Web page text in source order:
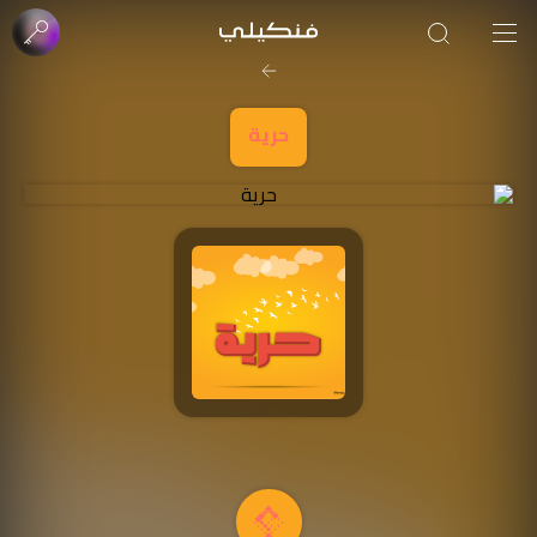
حرية
صورة الغلاف من فن
SOUFIANE Abid